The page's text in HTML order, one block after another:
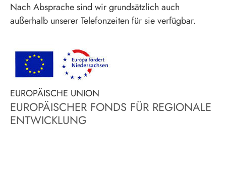
Nach Absprache sind wir grundsätzlich auch
außerhalb unserer Telefonzeiten für sie verfügbar.
EUROPÄISCHE UNION
EUROPÄISCHER FONDS FÜR REGIONALE
ENTWICKLUNG